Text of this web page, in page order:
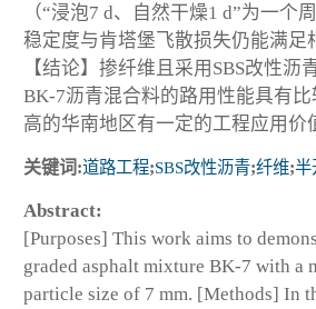
（“浸泡7 d、自然干燥1 d”为一个
稳定度与肯塔堡飞散损失仍能满足
【结论】掺纤维且采用SBS改性沥
BK-7沥青混合料的路用性能具有
高的华南地区有一定的工程应用价
关键词:道路工程;SBS改性沥青;纤维;半
Abstract:
[Purposes] This work aims to
graded asphalt mixture BK-7 with a
particle size of 7 mm. [Methods] In